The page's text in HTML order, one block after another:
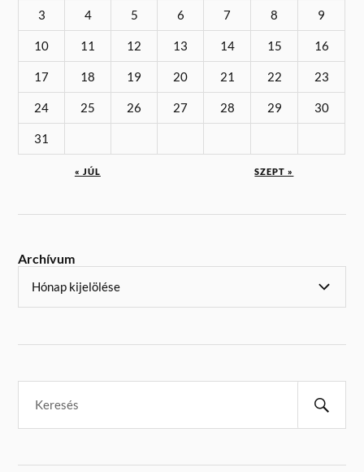
3 4 5 6 7 8 9
10 11 12 13 14 15 16
17 18 19 20 21 22 23
24 25 26 27 28 29 30
31
« JÚL SZEPT »
Archívum